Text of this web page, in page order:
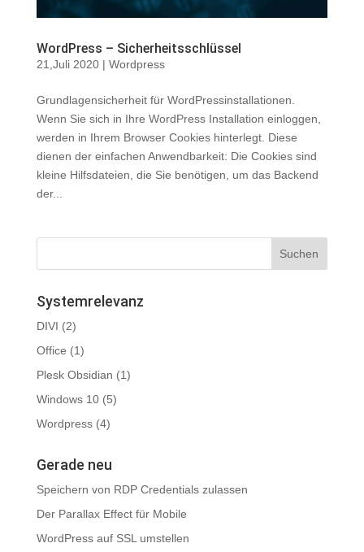
WordPress – Sicherheitsschlüssel
21,Juli 2020| Wordpress
Grundlagensicherheit für WordPressinstallationen.
Wenn Sie sich in Ihre WordPress Installation einloggen,
werden in Ihrem Browser Cookies hinterlegt. Diese
dienen der einfachen Anwendbarkeit: Die Cookies sind
kleine Hilfsdateien, die Sie benötigen, um das Backend
der...
Systemrelevanz
DIVI (2)
Office (1)
Plesk Obsidian (1)
Windows 10(5)
Wordpress(4)
Gerade neu
Speichern von RDP Credentials zulassen
Der Parallax Effect für Mobile
WordPress auf SSL umstellen